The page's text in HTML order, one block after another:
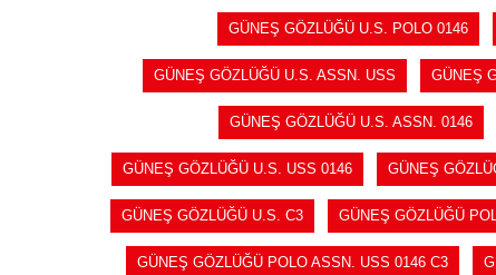
GÜNEŞ GÖZLÜĞÜ U.S. POLO 0146
GÜNEŞ GÖZLÜĞÜ U.S. ASSN. USS GÜNEŞ
GÜNEŞ GÖZLÜĞÜ U.S. ASSN. 0146
GÜNEŞ GÖZLÜĞÜ U.S. USS 0146 GÜNEŞ
GÜNEŞ GÖZLÜĞÜ U.S. C3 GÜNEŞ GÖZLÜĞÜ
GÜNEŞ GÖZLÜĞÜ POLO ASSN. USS 0146 C3